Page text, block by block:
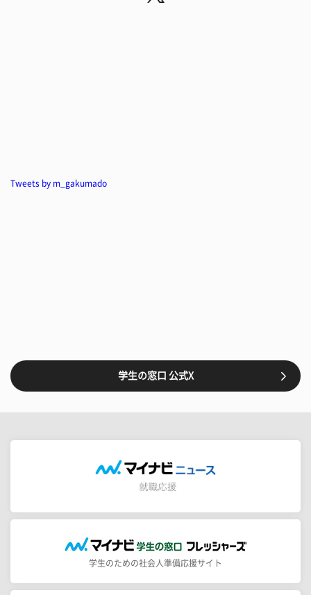
Tweets by m_gakumado
学生の窓口 公式X
学生のための社会人準備応援サイト